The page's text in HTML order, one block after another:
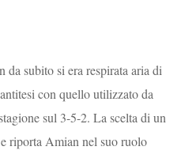
da subito si era respirata aria di
con quello utilizzato da
sul 3-5-2. La scelta di un
riporta Amian nel suo ruolo